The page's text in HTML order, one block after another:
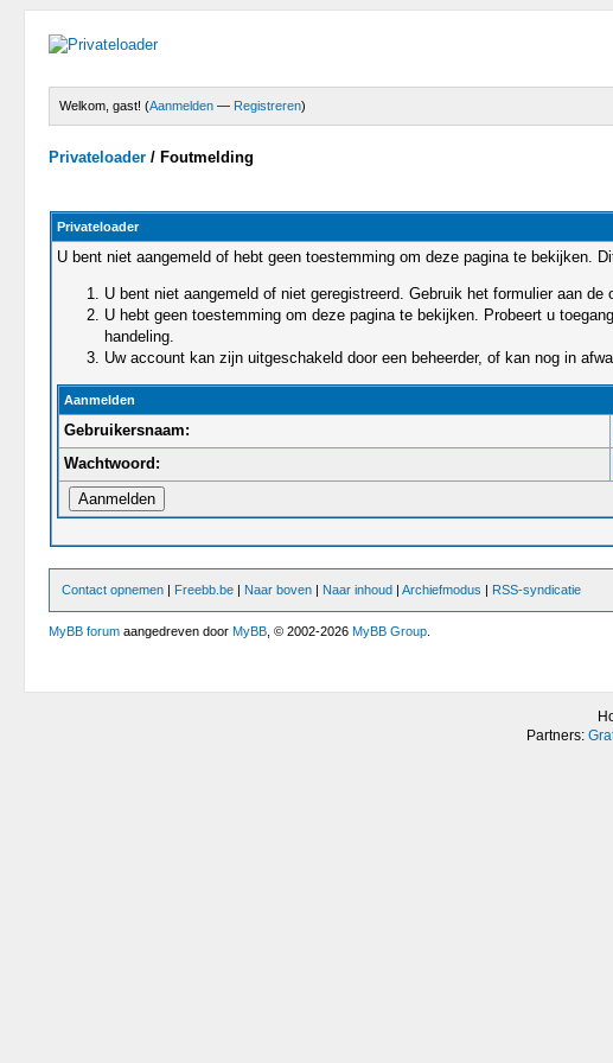
Welkom, gast! (Aanmelden — Registreren)
Privateloader / Foutmelding
Privateloader
U bent niet aangemeld of hebt geen toestemming om deze pagina te bekijken.
U bent niet aangemeld of niet geregistreerd. Gebruik het formulier aan
U hebt geen toestemming om deze pagina te bekijken. Probeert u
handeling.
Uw account kan zijn uitgeschakeld door een beheerder, of kan nog in
Aanmelden
Gebruikersnaam:
Wachtwoord:
Contact opnemen | Freebb.be | Naar boven | Naar inhoud |Archiefmodus | RSS-syndicatie
MyBB forum aangedreven doorMyBB , © 2002-2026MyBB Group
Partners: